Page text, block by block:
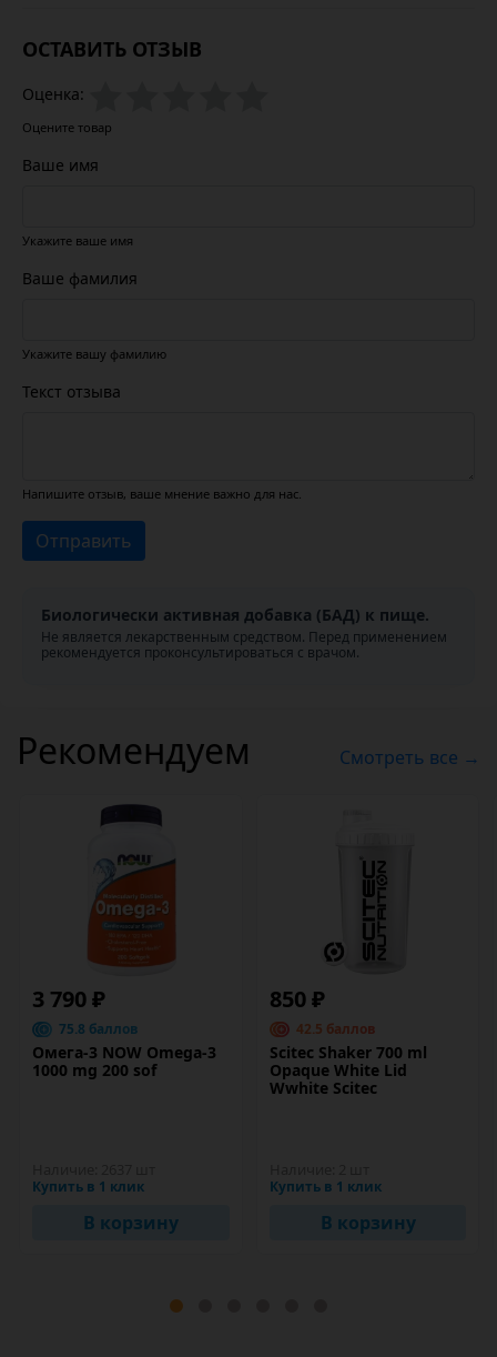
ОСТАВИТЬ ОТЗЫВ
Оценка:
Оцените товар
Ваше имя
Укажите ваше имя
Ваше фамилия
Укажите вашу фамилию
Текст отзыва
Напишите отзыв, ваше мнение важно для нас.
Отправить
Биологически активная добавка (БАД) к пище.
Не является лекарственным средством. Перед применением
рекомендуется проконсультироваться с врачом.
Рекомендуем Смотреть все →
3 790 ₽
75.8 баллов
Омега-3 NOW Omega-3
1000 mg 200 sof
Купить в 1 клик
В корзину
850 ₽
42.5 баллов
Scitec Shaker 700 ml
Opaque White Lid
Wwhite Scitec
Купить в 1 клик
В корзину